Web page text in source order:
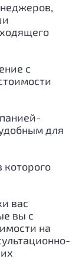
с
для
которого
вас
вы с
на